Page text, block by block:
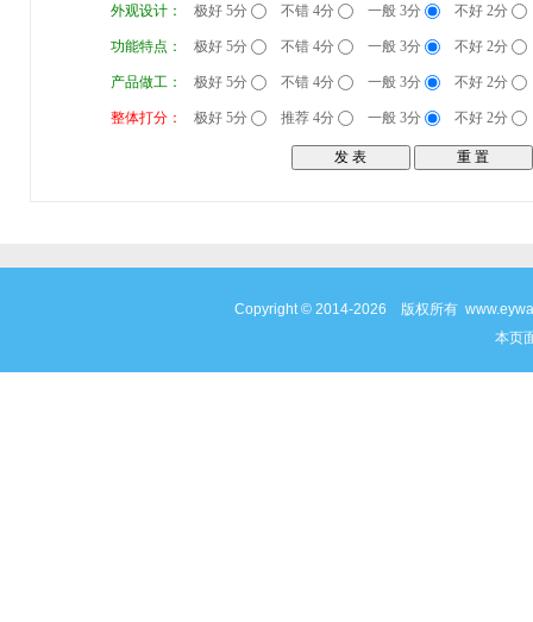
外观设计： 极好 5分 不错 4分 一般 3分 不好 2分
功能特点： 极好 5分 不错 4分 一般 3分 不好 2分
产品做工： 极好 5分 不错 4分 一般 3分 不好 2分
整体打分： 极好 5分 推荐 4分 一般 3分 不好 2分
Copyright © 2014-2026 版权所有
本页